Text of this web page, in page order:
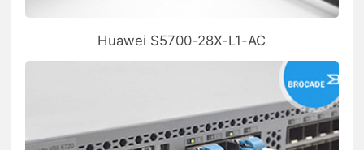
Huawei S5700-28X-L1-AC